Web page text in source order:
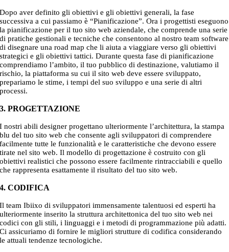
Dopo aver definito gli obiettivi e gli obiettivi generali, la fase
successiva a cui passiamo è “Pianificazione”. Ora i progettisti eseguono
la pianificazione per il tuo sito web aziendale, che comprende una serie
di pratiche gestionali e tecniche che consentono al nostro team software
di disegnare una road map che li aiuta a viaggiare verso gli obiettivi
strategici e gli obiettivi tattici. Durante questa fase di pianificazione
comprendiamo l’ambito, il tuo pubblico di destinazione, valutiamo il
rischio, la piattaforma su cui il sito web deve essere sviluppato,
prepariamo le stime, i tempi del suo sviluppo e una serie di altri
processi.
3. PROGETTAZIONE
I nostri abili designer progettano ulteriormente l’architettura, la stampa
blu del tuo sito web che consente agli sviluppatori di comprendere
facilmente tutte le funzionalità e le caratteristiche che devono essere
tirate nel sito web. Il modello di progettazione è costruito con gli
obiettivi realistici che possono essere facilmente rintracciabili e quello
che rappresenta esattamente il risultato del tuo sito web.
4. CODIFICA
Il team Ibiixo di sviluppatori immensamente talentuosi ed esperti ha
ulteriormente inserito la struttura architettonica del tuo sito web nei
codici con gli stili, i linguaggi e i metodi di programmazione più adatti.
Ci assicuriamo di fornire le migliori strutture di codifica considerando
le attuali tendenze tecnologiche.